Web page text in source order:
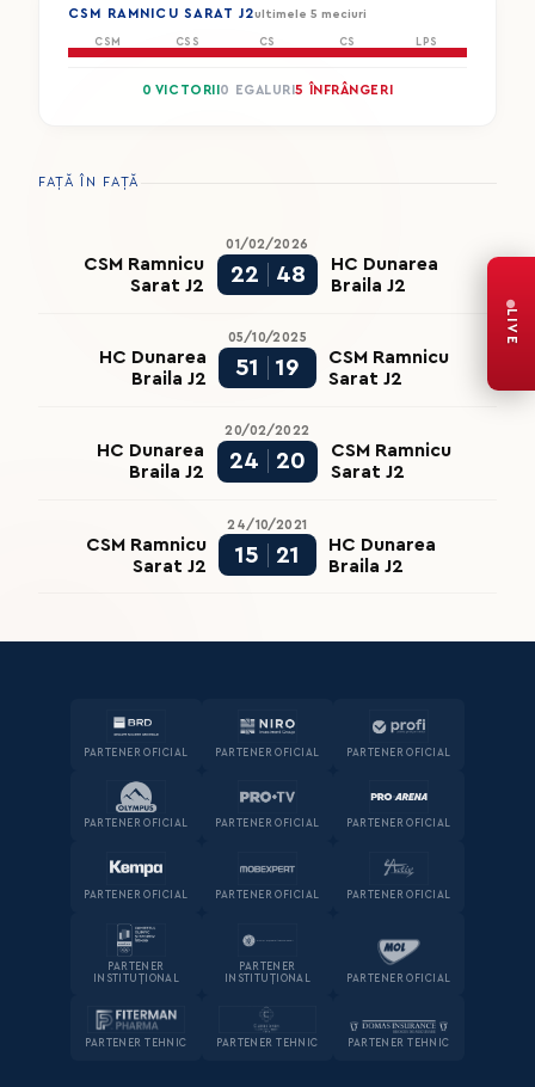
CSM RAMNICU SARAT J2ultimele 5 meciuri
CSM CSS CS CS LPS
0 VICTORII 0 EGALURI5 ÎNFRÂNGERI
FAȚĂ ÎN FAȚĂ
01/02/2026
CSM Ramnicu
Sarat J2
22 48
HC Dunarea
Braila J2
05/10/2025
HC Dunarea
Braila J2
51 19
CSM Ramnicu
Sarat J2
20/02/2022
HC Dunarea
Braila J2
24 20
CSM Ramnicu
Sarat J2
24/10/2021
CSM Ramnicu
Sarat J2
15 21
HC Dunarea
Braila J2
PARTENER OFICIAL PARTENER OFICIAL PARTENER OFICIAL
PARTENER OFICIAL PARTENER OFICIAL PARTENER OFICIAL
PARTENER OFICIAL PARTENER OFICIAL PARTENER OFICIAL
PARTENER
INSTITUȚIONAL
PARTENER
INSTITUȚIONAL
PARTENER OFICIAL
PARTENER TEHNIC PARTENER TEHNIC PARTENER TEHNIC
LIVE